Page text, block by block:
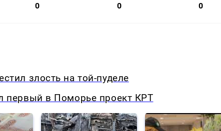
0 0 0
злость на той-пуделе
первый в Поморье проект КРТ